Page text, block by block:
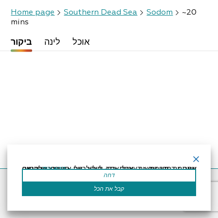
Home page Southern Dead Sea Sodom
~20
mins
ביקור לינה אוכל
Accessibility Statement Regulation Powered by
אתר זה משתמש בעוגיות כדי לשפר את החוויה שלך.נניח שאתה בסדר עם זה, אבל אתה יכול לבטל את הסכמתך אם תרצה. קרא עוד
דחה
קבל את הכל